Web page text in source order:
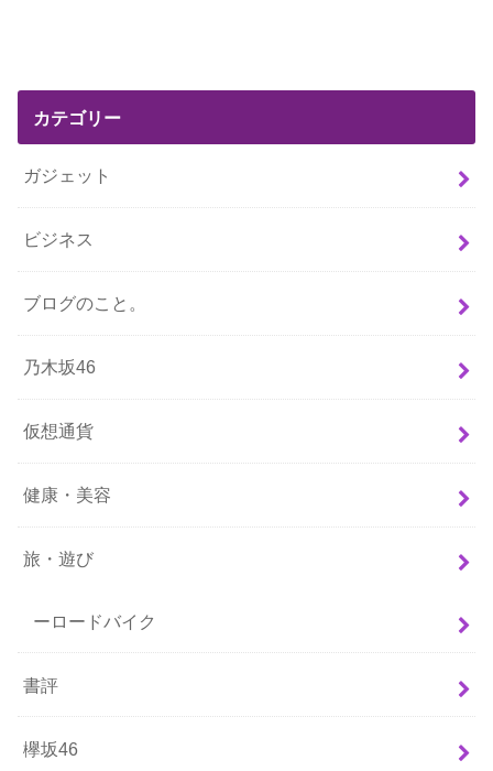
カテゴリー
ガジェット
ビジネス
ブログのこと。
乃木坂46
仮想通貨
健康・美容
旅・遊び
ーロードバイク
書評
欅坂46